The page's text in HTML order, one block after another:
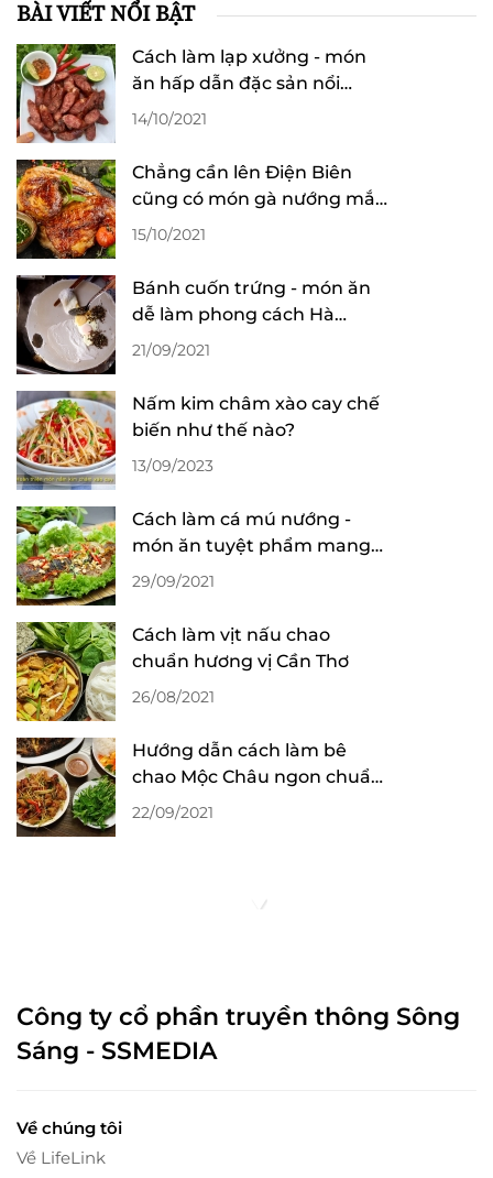
BÀI VIẾT NỔI BẬT
Cách làm lạp xưởng - món
ăn hấp dẫn đặc sản nổi
tiếng Yên Bái
14/10/2021
Chẳng cần lên Điện Biên
cũng có món gà nướng mắc
khén thơm ngon hấp dẫn
15/10/2021
Bánh cuốn trứng - món ăn
dễ làm phong cách Hà
Giang
21/09/2021
Nấm kim châm xào cay chế
biến như thế nào?
13/09/2023
Cách làm cá mú nướng -
món ăn tuyệt phẩm mang
đậm hương vị miền biển
29/09/2021
Cách làm vịt nấu chao
chuẩn hương vị Cần Thơ
26/08/2021
Hướng dẫn cách làm bê
chao Mộc Châu ngon chuẩn
hương vị Tây Bắc
22/09/2021
Công ty cổ phần truyền thông Sông
Sáng - SSMEDIA
Về chúng tôi
Về LifeLink